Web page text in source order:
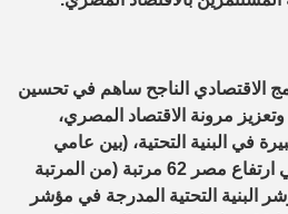
الاقتصادي الناجح ساهم في تحسين
مرونة الاقتصاد المصري،
في البنية التحتية، (بين عامي
2014 و 2019) ، ساهمت في ارتفاع مصر 62 مرتبة (من المرتبة
52) في مؤشر البنية التحتية المدرجة في مؤشر